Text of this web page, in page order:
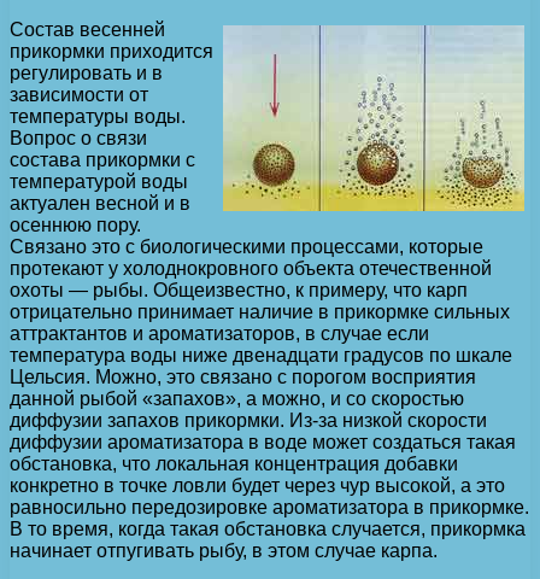
Состав весенней
прикормки приходится
регулировать и в
зависимости от
температуры воды.
Вопрос о связи
состава прикормки с
температурой воды
актуален весной и в
осеннюю пору.
Связано это с биологическими процессами, которые
протекают у холоднокровного объекта отечественной
охоты — рыбы. Общеизвестно, к примеру, что карп
отрицательно принимает наличие в прикормке сильных
аттрактантов и ароматизаторов, в случае если
температура воды ниже двенадцати градусов по шкале
Цельсия. Можно, это связано с порогом восприятия
данной рыбой «запахов», а можно, и со скоростью
диффузии запахов прикормки. Из-за низкой скорости
диффузии ароматизатора в воде может создаться такая
обстановка, что локальная концентрация добавки
конкретно в точке ловли будет через чур высокой, а это
равносильно передозировке ароматизатора в прикормке.
В то время, когда такая обстановка случается, прикормка
начинает отпугивать рыбу, в этом случае карпа.